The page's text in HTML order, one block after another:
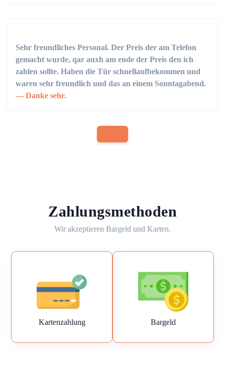
Sehr freundliches Personal. Der Preis der am Telefon
gemacht wurde, qar auxh am ende der Preis den ich
zahlen sollte. Haben die Tür schnellaufbekommen und
waren sehr freundlich und das an einem Sonntagabend.
Danke sehr.
Zahlungsmethoden
Wir akzeptieren Bargeld und Karten.
Kartenzahlung Bargeld